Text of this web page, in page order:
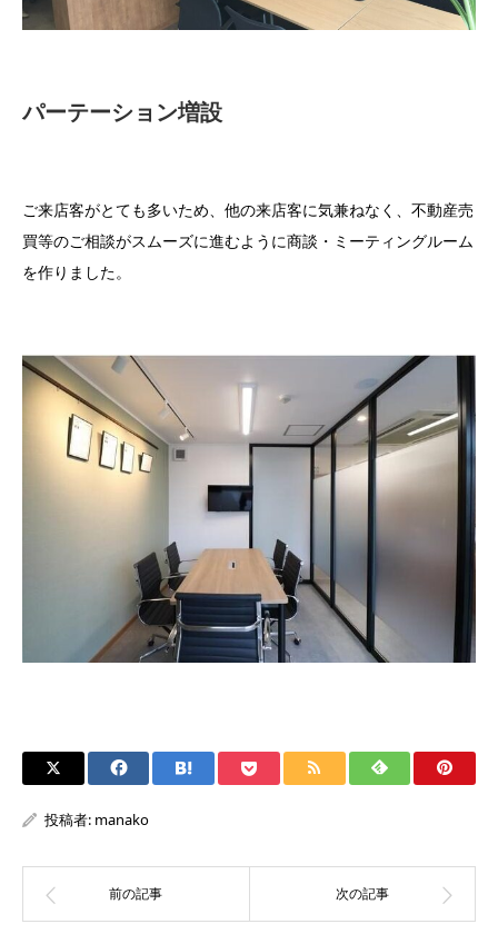
パーテーション増設
ご来店客がとても多いため、他の来店客に気兼ねなく、不動産売
買等のご相談がスムーズに進むように商談・ミーティングルーム
を作りました。
投稿者: manako